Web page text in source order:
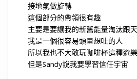
接地氣做旋轉
這個部分的帶領很有趣
主要是要讓我的新舊能量淘汰跟
我是一個很容易頭暈想吐的人
所以我也不大敢玩咖啡杯這種遊
但是Sandy說我要學習信任宇宙